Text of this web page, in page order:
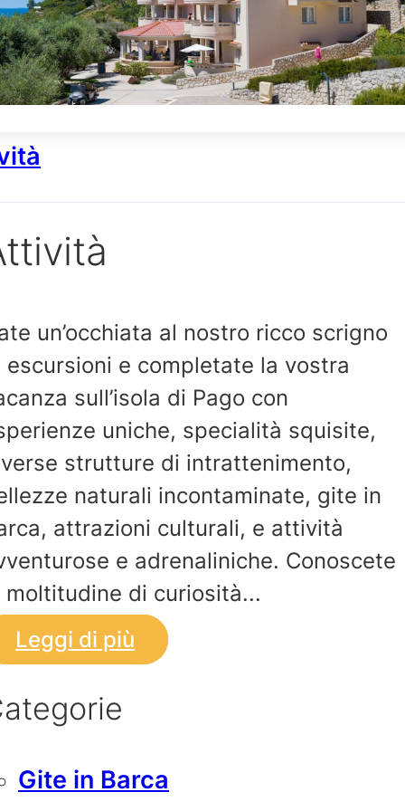
un’occhiata al nostro ricco scrigno
escursioni e completate la vostra
sull’isola di Pago con
uniche, specialità squisite,
strutture di intrattenimento,
naturali incontaminate, gite in
attrazioni culturali, e attività
e adrenaliniche. Conoscete
moltitudine di curiosità...
Leggi di più
Gite in Barca